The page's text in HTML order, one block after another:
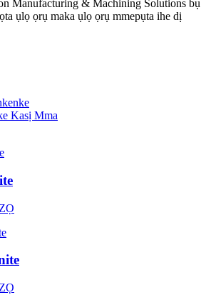
Manufacturing & Machining Solutions bụ
ụlọ ọrụ maka ụlọ ọrụ mmepụta ihe dị
Kasị Mma